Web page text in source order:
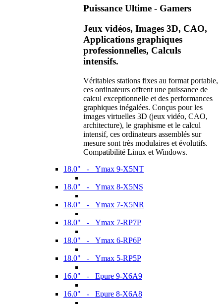
Puissance Ultime - Gamers
Jeux vidéos, Images 3D, CAO,
Applications graphiques
professionnelles, Calculs
intensifs.
Véritables stations fixes au format portable,
ces ordinateurs offrent une puissance de
calcul exceptionnelle et des performances
graphiques inégalées. Conçus pour les
images virtuelles 3D (jeux vidéo, CAO,
architecture), le graphisme et le calcul
intensif, ces ordinateurs assemblés sur
mesure sont très modulaires et évolutifs.
Compatibilité Linux et Windows.
18.0" - Ymax 9-X5NT
18.0" - Ymax 8-X5NS
18.0" - Ymax 7-X5NR
18.0" - Ymax 7-RP7P
18.0" - Ymax 6-RP6P
18.0" - Ymax 5-RP5P
16.0" - Epure 9-X6A9
16.0" - Epure 8-X6A8